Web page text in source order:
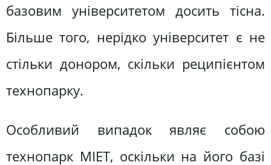
базовим університетом досить тісна.
Більше того, нерідко університет є не
стільки донором, скільки реципієнтом
технопарку.
Особливий випадок являє собою
технопарк МІЕТ, оскільки на його базі